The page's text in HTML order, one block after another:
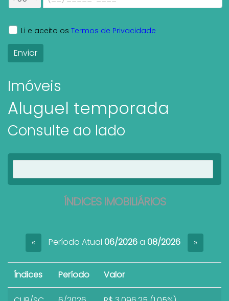
Li e aceito os Termos de Privacidade
Imóveis
Aluguel temporada
Consulte ao lado
ÍNDICES IMOBILIÁRIOS
« Período Atual 06/2026a 08/2026 »
Índices Período Valor